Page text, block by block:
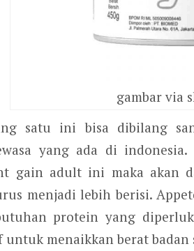
gambar via
satu ini bisa dibilang
yang ada di indonesia.
gain adult ini maka akan
menjadi lebih berisi.
protein yang
menaikkan berat badan